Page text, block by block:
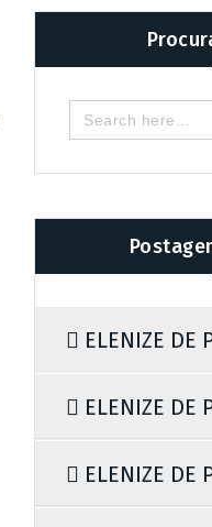
Search
for:
ELENIZE DE
ELENIZE DE
ELENIZE DE